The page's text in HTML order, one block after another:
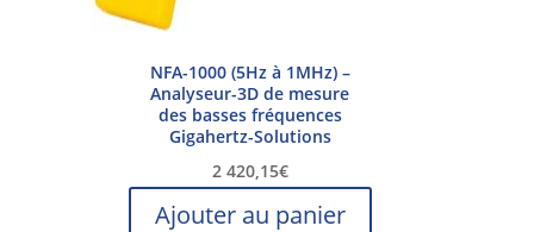
NFA-1000 (5Hz à 1MHz) –
Analyseur-3D de mesure
des basses fréquences
Gigahertz-Solutions
2 420,15€
Ajouter au panier